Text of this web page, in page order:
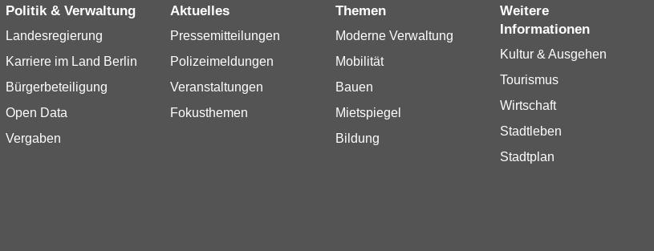
Politik & Verwaltung
Landesregierung
Karriere im Land Berlin
Bürgerbeteiligung
Open Data
Vergaben
Aktuelles
Pressemitteilungen
Polizeimeldungen
Veranstaltungen
Fokusthemen
Themen
Moderne Verwaltung
Mobilität
Bauen
Mietspiegel
Bildung
Weitere
Informationen
Kultur & Ausgehen
Tourismus
Wirtschaft
Stadtleben
Stadtplan